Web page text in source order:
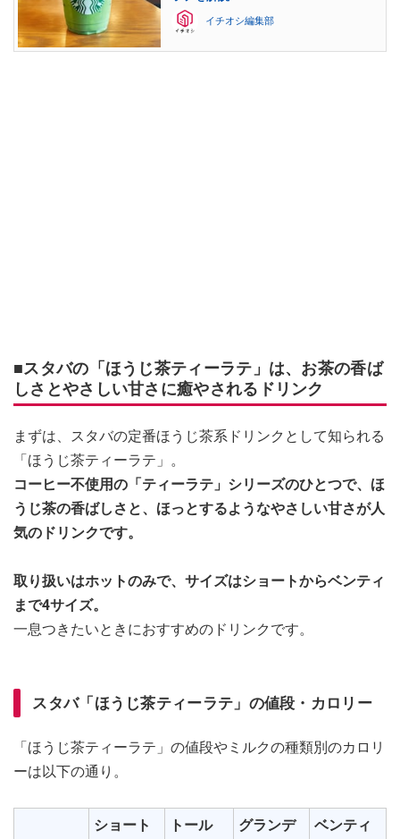
イチオシ編集部
■スタバの「ほうじ茶ティーラテ」は、お茶の香ば
しさとやさしい甘さに癒やされるドリンク
まずは、スタバの定番ほうじ茶系ドリンクとして知られる
「ほうじ茶ティーラテ」。
コーヒー不使用の「ティーラテ」シリーズのひとつで、ほ
うじ茶の香ばしさと、ほっとするようなやさしい甘さが人
気のドリンクです。
取り扱いはホットのみで、サイズはショートからベンティ
まで4サイズ。
一息つきたいときにおすすめのドリンクです。
スタバ「ほうじ茶ティーラテ」の値段・カロリー
「ほうじ茶ティーラテ」の値段やミルクの種類別のカロリ
ーは以下の通り。
ショート
トール
グランデ
ベンティ